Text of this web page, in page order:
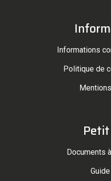
Informations
Politique de
Documents